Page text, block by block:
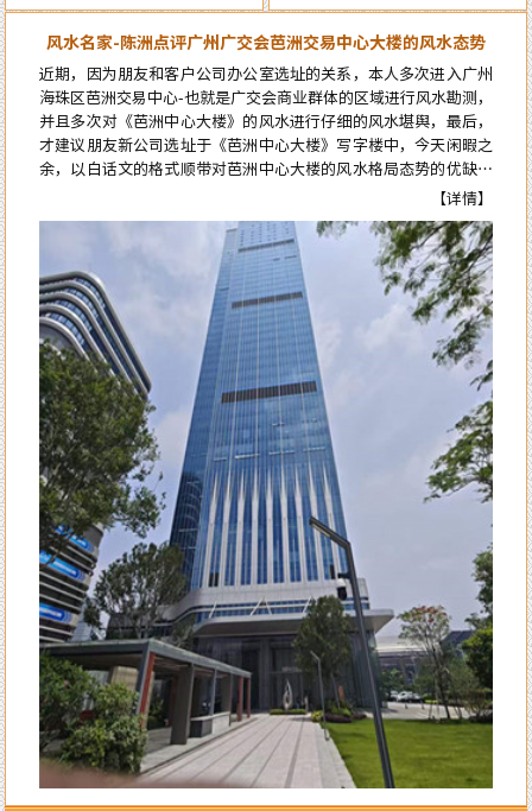
风水名家-陈洲点评广州广交会芭洲交易中心大楼的风水态势
近期，因为朋友和客户公司办公室选址的关系，本人多次进入广州
海珠区芭洲交易中心-也就是广交会商业群体的区域进行风水勘测，
并且多次对《芭洲中心大楼》的风水进行仔细的风水堪舆，最后，
才建议朋友新公司选址于《芭洲中心大楼》写字楼中，今天闲暇之
余，以白话文的格式顺带对芭洲中心大楼的风水格局态势的优缺点
进行点评。而要想更科学的论断芭洲中心大楼的风水格局态势，就
必须先了解知道芭洲中心大楼及本区位的风水来龙源头…
【详情】
来自郭女士的评价：
陈大师的风水学术真实用，本人是做美容护理的，去年在广州番禺粤海天
河城开了家美容店连续亏损了7个月，今年找到陈洲大师看了以后店内布
局重新调理一遍，第二个月就扭亏为盈了，现在正在上升期阶段，感谢陈
大师的指导。
来自李女士的评价：
陈洲老师的风水学水平确实高明，本人是做法务工作的，去年刚出来创业